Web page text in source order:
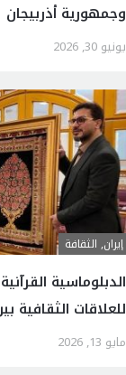
وجمهورية أذربيجان
يونيو 30, 2026
إيران, الثقافة
الدبلوماسية
للعلاقات الثقافية
مايو 13, 2026